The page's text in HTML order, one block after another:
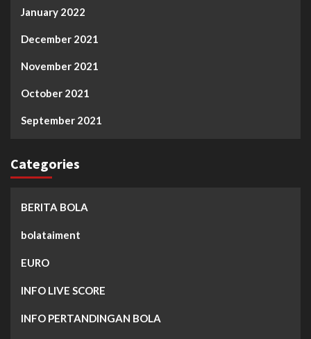
January 2022
December 2021
November 2021
October 2021
September 2021
Categories
BERITA BOLA
bolataiment
EURO
INFO LIVE SCORE
INFO PERTANDINGAN BOLA